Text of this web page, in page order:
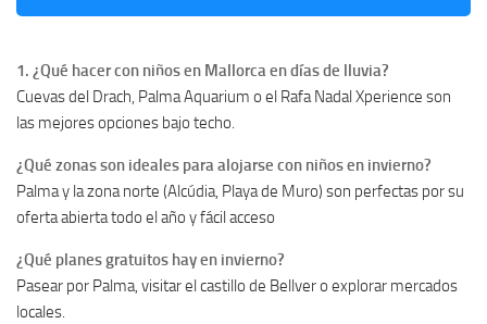
1. ¿Qué hacer con niños en Mallorca en días de lluvia?
Cuevas del Drach, Palma Aquarium o el Rafa Nadal Xperience son
las mejores opciones bajo techo.
¿Qué zonas son ideales para alojarse con niños en invierno?
Palma y la zona norte (Alcúdia, Playa de Muro) son perfectas por su
oferta abierta todo el año y fácil acceso
¿Qué planes gratuitos hay en invierno?
Pasear por Palma, visitar el castillo de Bellver o explorar mercados
locales.